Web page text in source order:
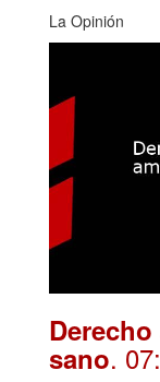
La Opinión
sano.